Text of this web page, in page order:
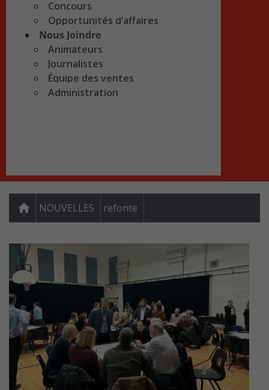
Concours
Opportunités d’affaires
Nous Joindre
Animateurs
Journalistes
Équipe des ventes
Administration
NOUVELLES refonte